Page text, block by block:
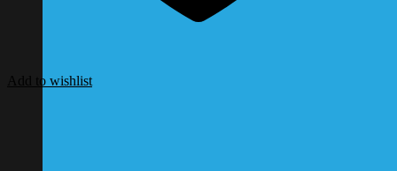
Add to wishlist